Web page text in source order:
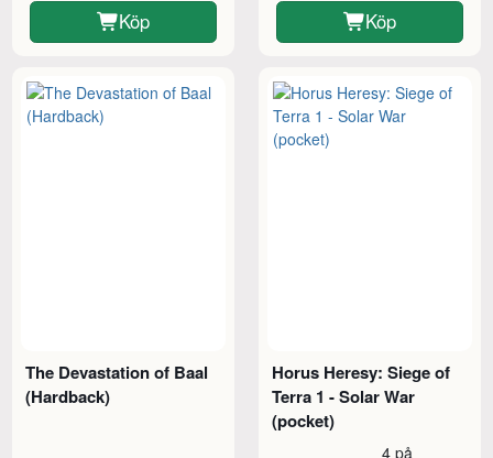
Köp Köp
The Devastation of Baal
(Hardback)
Horus Heresy: Siege of
Terra 1 - Solar War
(pocket)
4 på